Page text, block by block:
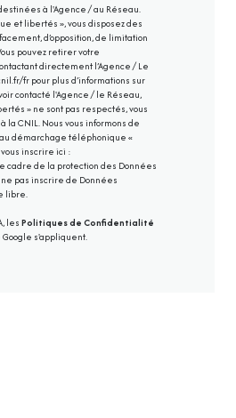
à l'Agence / au Réseau.
et libertés », vous disposez des
d’opposition, de limitation
pouvez retirer votre
directement l’Agence / Le
frpour plus d’informations sur
contacté l'Agence / le Réseau,
» ne sont pas respectés, vous
CNIL. Nous vous informons de
démarchage téléphonique «
inscrire ici :
cadre de la protection des Données
pas inscrire de Données
libre.
les Politiques de Confidentialité
Google s'appliquent.